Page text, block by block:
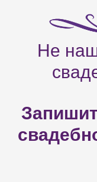
Не